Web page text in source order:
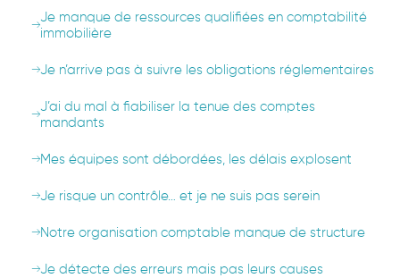
Je manque de ressources qualifiées en comptabilité
immobilière
Je n’arrive pas à suivre les obligations réglementaires
J’ai du mal à fiabiliser la tenue des comptes
mandants
Mes équipes sont débordées, les délais explosent
Je risque un contrôle… et je ne suis pas serein
Notre organisation comptable manque de structure
Je détecte des erreurs mais pas leurs causes